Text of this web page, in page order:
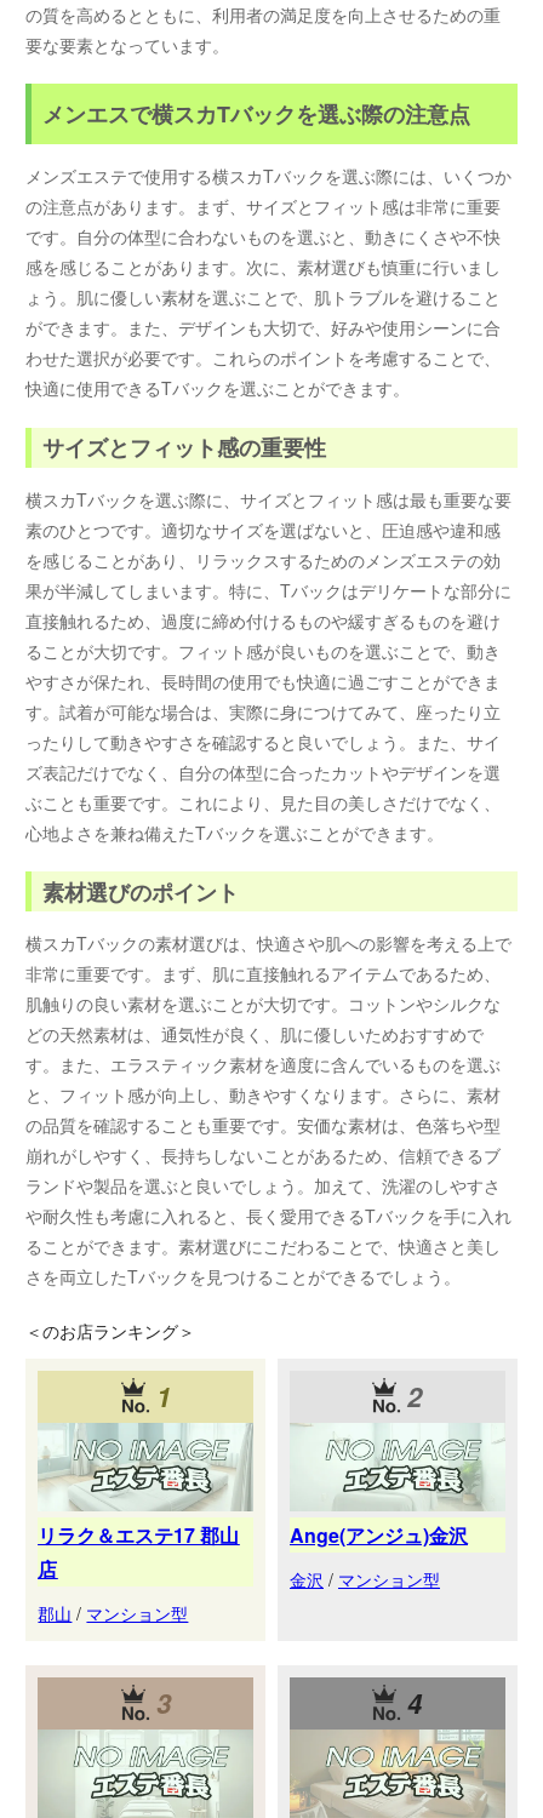
の質を高めるとともに、利用者の満足度を向上させるための重
要な要素となっています。
メンエスで横スカTバックを選ぶ際の注意点
メンズエステで使用する横スカTバックを選ぶ際には、いくつか
の注意点があります。まず、サイズとフィット感は非常に重要
です。自分の体型に合わないものを選ぶと、動きにくさや不快
感を感じることがあります。次に、素材選びも慎重に行いまし
ょう。肌に優しい素材を選ぶことで、肌トラブルを避けること
ができます。また、デザインも大切で、好みや使用シーンに合
わせた選択が必要です。これらのポイントを考慮することで、
快適に使用できるTバックを選ぶことができます。
サイズとフィット感の重要性
横スカTバックを選ぶ際に、サイズとフィット感は最も重要な要
素のひとつです。適切なサイズを選ばないと、圧迫感や違和感
を感じることがあり、リラックスするためのメンズエステの効
果が半減してしまいます。特に、Tバックはデリケートな部分に
直接触れるため、過度に締め付けるものや緩すぎるものを避け
ることが大切です。フィット感が良いものを選ぶことで、動き
やすさが保たれ、長時間の使用でも快適に過ごすことができま
す。試着が可能な場合は、実際に身につけてみて、座ったり立
ったりして動きやすさを確認すると良いでしょう。また、サイ
ズ表記だけでなく、自分の体型に合ったカットやデザインを選
ぶことも重要です。これにより、見た目の美しさだけでなく、
心地よさを兼ね備えたTバックを選ぶことができます。
素材選びのポイント
横スカTバックの素材選びは、快適さや肌への影響を考える上で
非常に重要です。まず、肌に直接触れるアイテムであるため、
肌触りの良い素材を選ぶことが大切です。コットンやシルクな
どの天然素材は、通気性が良く、肌に優しいためおすすめで
す。また、エラスティック素材を適度に含んでいるものを選ぶ
と、フィット感が向上し、動きやすくなります。さらに、素材
の品質を確認することも重要です。安価な素材は、色落ちや型
崩れがしやすく、長持ちしないことがあるため、信頼できるブ
ランドや製品を選ぶと良いでしょう。加えて、洗濯のしやすさ
や耐久性も考慮に入れると、長く愛用できるTバックを手に入れ
ることができます。素材選びにこだわることで、快適さと美し
さを両立したTバックを見つけることができるでしょう。
＜のお店ランキング＞
1
リラク＆エステ17 郡山
店
郡山 / マンション型
2
Ange(アンジュ)金沢
金沢 / マンション型
3 4